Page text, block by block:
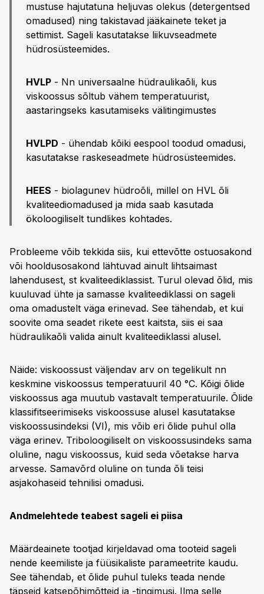
mustuse hajutatuna heljuvas olekus (detergentsed
omadused) ning takistavad jääkainete teket ja
settimist. Sageli kasutatakse liikuvseadmete
hüdrosüsteemides.
HVLP - Nn universaalne hüdraulikaõli, kus
viskoossus sõltub vähem temperatuurist,
aastaringseks kasutamiseks välitingimustes
HVLPD - ühendab kõiki eespool toodud omadusi,
kasutatakse raskeseadmete hüdrosüsteemides.
HEES - biolagunev hüdroõli, millel on HVL õli
kvaliteediomadused ja mida saab kasutada
ökoloogiliselt tundlikes kohtades.
Probleeme võib tekkida siis, kui ettevõtte ostuosakond
või hooldusosakond lähtuvad ainult lihtsaimast
lahendusest, st kvaliteediklassist. Turul olevad õlid, mis
kuuluvad ühte ja samasse kvaliteediklassi on sageli
oma omadustelt väga erinevad. See tähendab, et kui
soovite oma seadet rikete eest kaitsta, siis ei saa
hüdraulikaõli valida ainult kvaliteediklassi alusel.
Näide: viskoossust väljendav arv on tegelikult nn
keskmine viskoossus temperatuuril 40 °C. Kõigi õlide
viskoossus aga muutub vastavalt temperatuurile. Õlide
klassifitseerimiseks viskoossuse alusel kasutatakse
viskoossusindeksi (VI), mis võib eri õlide puhul olla
väga erinev. Triboloogiliselt on viskoossusindeks sama
oluline, nagu viskoossus, kuid seda võetakse harva
arvesse. Samavõrd oluline on tunda õli teisi
asjakohaseid tehnilisi omadusi.
Andmelehtede teabest sageli ei piisa
Määrdeainete tootjad kirjeldavad oma tooteid sageli
nende keemiliste ja füüsikaliste parameetrite kaudu.
See tähendab, et õlide puhul tuleks teada nende
täpseid katsepõhimõtteid ja -tingimusi. Ilma selle